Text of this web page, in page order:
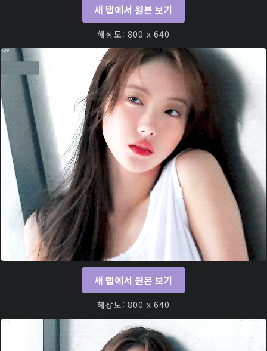
새 탭에서 원본 보기
해상도: 800 x 640
새 탭에서 원본 보기
해상도: 800 x 640